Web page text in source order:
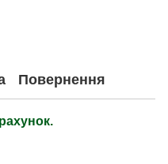
Повернення